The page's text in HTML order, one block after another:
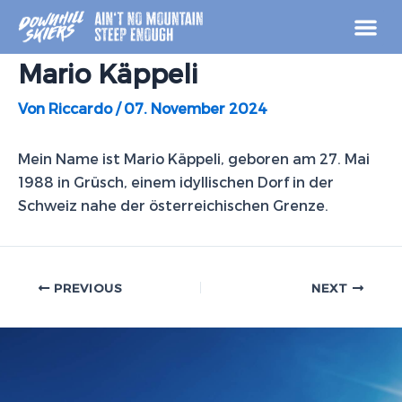
Inhalt
springen
Mario Käppeli
Von Riccardo/07. November 2024
Mein Name ist Mario Käppeli, geboren am 27. Mai
1988 in Grüsch, einem idyllischen Dorf in der
Schweiz nahe der österreichischen Grenze.
Post
navigation
PREVIOUS NEXT